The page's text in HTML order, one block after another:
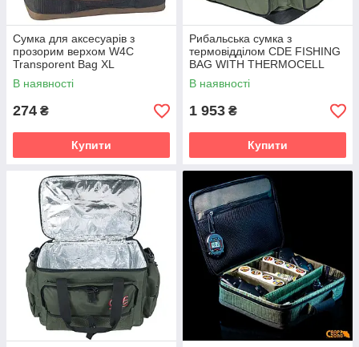
Сумка для аксесуарів з
прозорим верхом W4C
Transporent Bag XL
В наявності
274 ₴
Купити
Рибальська сумка з
термовідділом CDE FISHING
BAG WITH THERMOCELL
В наявності
1 953 ₴
Купити